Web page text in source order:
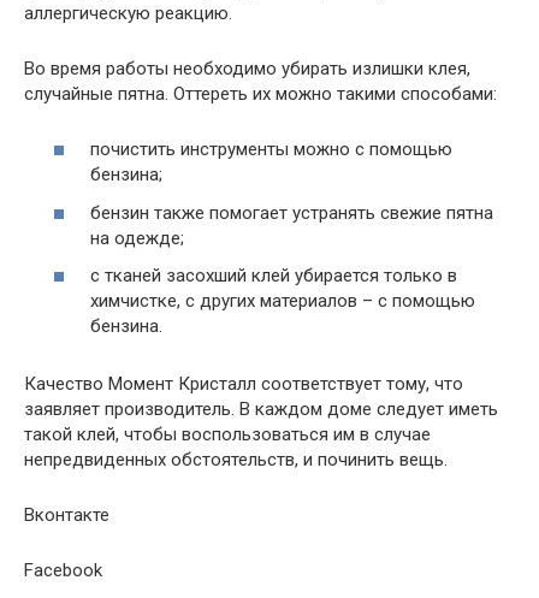
аллергическую реакцию.
Во время работы необходимо убирать излишки клея,
случайные пятна. Оттереть их можно такими способами:
почистить инструменты можно с помощью
бензина;
бензин также помогает устранять свежие пятна
на одежде;
с тканей засохший клей убирается только в
химчистке, с других материалов – с помощью
бензина.
Качество Момент Кристалл соответствует тому, что
заявляет производитель. В каждом доме следует иметь
такой клей, чтобы воспользоваться им в случае
непредвиденных обстоятельств, и починить вещь.
Вконтакте
Facebook